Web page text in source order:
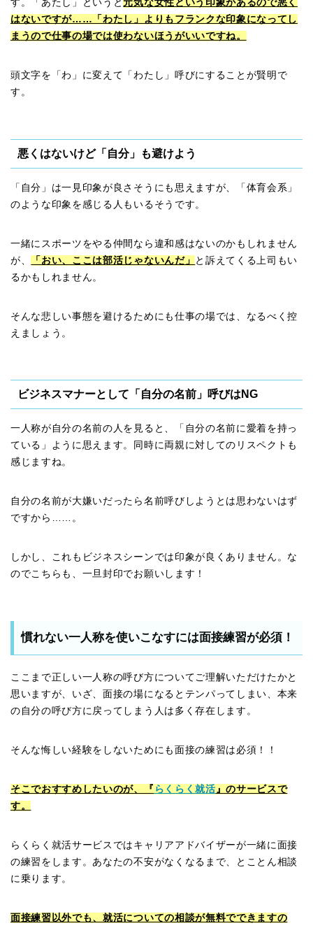
す。「あたし」というと 元気な女性という印象があるので悪く
はないですが……「わたし」よりもフランクな印象になってし
まうので仕事の場では使わないほうがいいですね。
頭文字を「わ」に変えて「わたし」呼びにすることが賢明で
す。
悪くはないけど「自分」も避けよう
「自分」は一見印象が良さそうにも思えますが、「体育会系」
のような印象を感じる人もいるそうです。
一緒にスポーツをやる仲間なら違和感はないのかもしれません
が、
「おい、ここは部活じゃないんだ」 と訴えてくる上司もい
るかもしれません。
そんな悲しい事態を避けるためにも仕事の場では、なるべく控
えましょう。
ビジネスマナーとして「自分の名前」呼びはNG
一人称が自分の名前の人を見ると、「自分の名前に愛着を持っ
ている」ように思えます。同時に両親に対してのリスペクトも
感じますね。
自分の名前が大嫌いだったら名前呼びしようとは思わないはず
ですから……。
しかし、これもビジネスシーンでは印象が良くありません。な
のでこちらも、一旦封印でお願いします！
慣れない一人称を使いこなすには面接練習が必須！
ここまで正しい一人称の呼び方についてご理解いただけたかと
思いますが、いざ、面接の場になるとテンパってしまい、本来
の自分の呼び方に戻ってしまう人は多く存在します。
そんな悔しい経験をしないためにも面接の練習は必須！！
そこでおすすめしたいのが、『 らくらく就活 』のサービスで
す。
らくらく就活サービスではキャリアアドバイザーが一緒に面接
の練習をします。あなたの不安がなくなるまで、とことん相談
に乗ります。
面接練習以外でも、就活についての相談が無料でできますの